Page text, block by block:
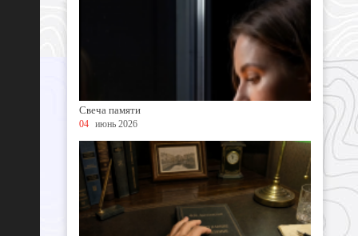
Свеча памяти
04 июнь 2026